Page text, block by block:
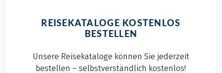
REISEKATALOGE KOSTENLOS
BESTELLEN
Unsere Reisekataloge können Sie jederzeit
bestellen – selbstverständlich kostenlos!